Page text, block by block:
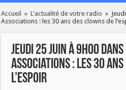
Accueil » L'actualité de votre radio »
Associations : les 30 ans des clowns de
Jeudi 25 juin à 9h00
Associations : les 30
l’espoir